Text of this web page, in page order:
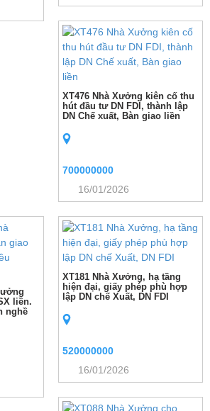
XT476 Nhà Xưởng kiên cố thu
hút đầu tư DN FDI, thành lập
DN Chế xuất, Bàn giao liền
700000000
16/01/2026
liền.
nghề
XT181 Nhà Xưởng, hạ tầng
hiện đại, giấy phép phù hợp
lập DN chế Xuất, DN FDI
520000000
16/01/2026